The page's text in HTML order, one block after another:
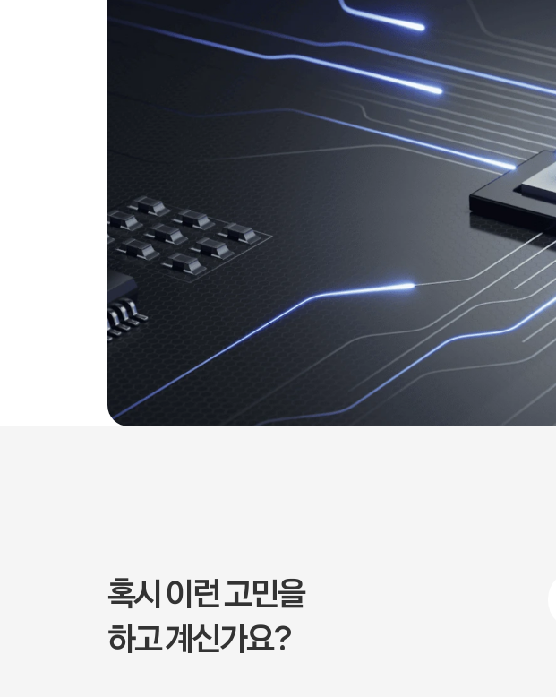
혹시 이런 고민을
하고 계신가요?